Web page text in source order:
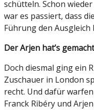
schütteln. Schon
war es passiert, dass
Führung den
Der Arjen hat’s gemacht
Doch diesmal ging ein
Zuschauer in London
recht. Und dafür
Franck Ribéry und